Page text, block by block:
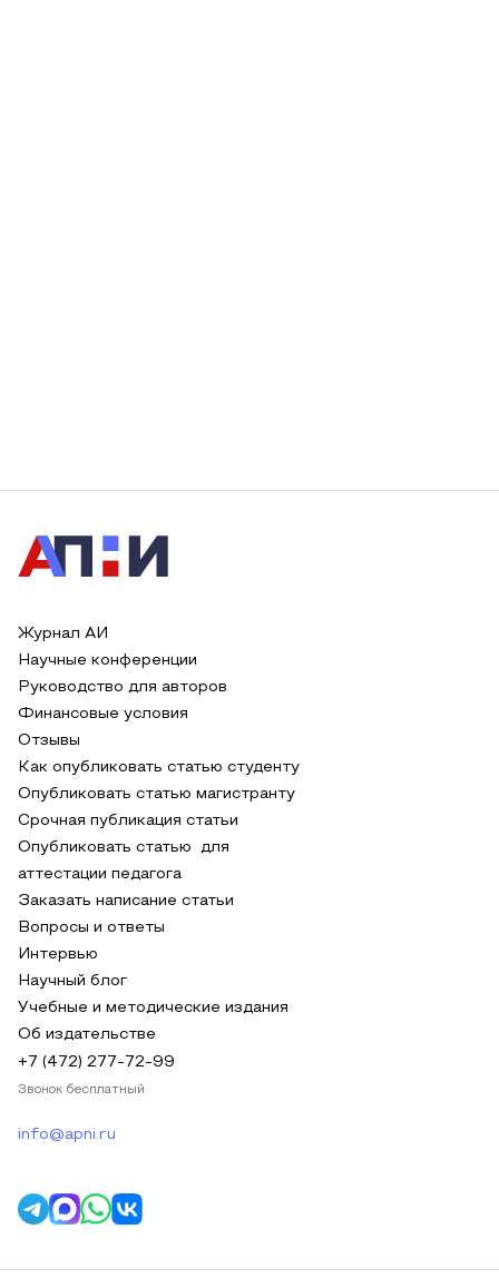
Журнал АИ
Научные конференции
Руководство для авторов
Финансовые условия
Отзывы
Как опубликовать статью студенту
Опубликовать статью магистранту
Срочная публикация статьи
Опубликовать статью для
аттестации педагога
Заказать написание статьи
Вопросы и ответы
Интервью
Научный блог
Учебные и методические издания
Об издательстве
+7 (472) 277-72-99
Звонок бесплатный
info@apni.ru